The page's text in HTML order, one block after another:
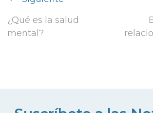
¿Qué es la salud
mental?